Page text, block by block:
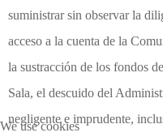
suministrar sin observar la
acceso a la cuenta de la
la sustracción de los fondos
Sala, el descuido del
negligente e imprudente,
We use cookies